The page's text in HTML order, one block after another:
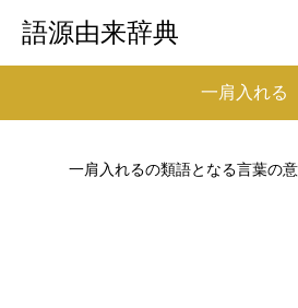
語源由来辞典
一肩入れる
一肩入れるの類語となる言葉の意